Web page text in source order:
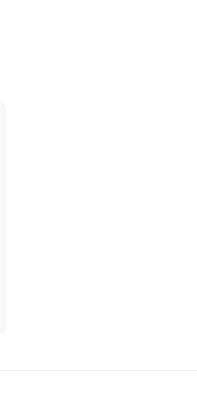
habe und ich wollte nämlich nochmal